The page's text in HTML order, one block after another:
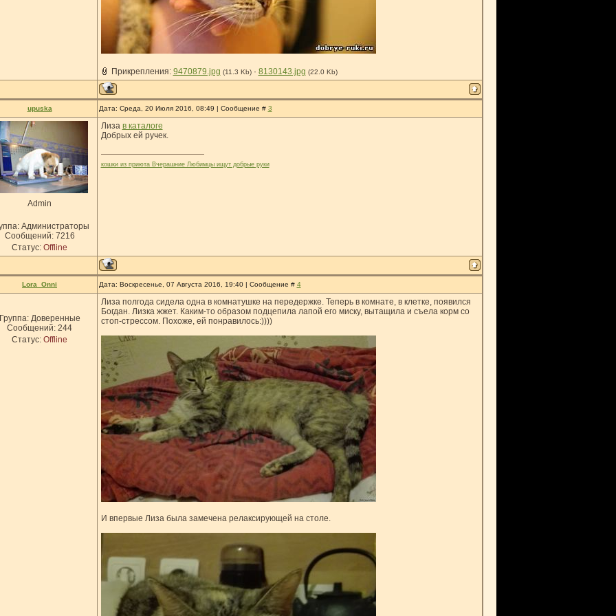
Прикрепления: 9470879.jpg (11.3 Kb) · 8130143.jpg (22.0 Kb)
upuska Дата: Среда, 20 Июля 2016, 08:49 | Сообщение # 3
Admin
Администраторы
Сообщений: 7216
Статус: Offline
Лиза в каталоге
Добрых ей ручек.
кошки из приюта Вчерашние Любимцы ищут добрые руки
Lora_Onni Дата: Воскресенье, 07 Августа 2016, 19:40 | Сообщение # 4
Доверенные
Сообщений: 244
Статус: Offline
Лиза полгода сидела одна в комнатушке на передержке. Теперь в комнате, в клетке, появился
Богдан. Лизка жжет. Каким-то образом подцепила лапой его миску, вытащила и съела корм со
стоп-стрессом. Похоже, ей понравилось:))))
И впервые Лиза была замечена релаксирующей на столе.